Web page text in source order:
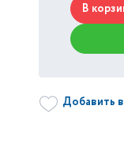
В
Добавить